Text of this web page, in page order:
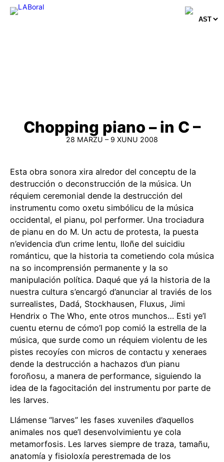
Skip
Chopping piano – in C –
28 MARZU – 9 XUNU 2008
Esta obra sonora xira alredor del conceptu de la
destrucción o deconstrucción de la música. Un
réquiem ceremonial dende la destrucción del
instrumentu como oxetu simbólicu de la música
occidental, el pianu, pol performer. Una trociadura
de pianu en do M. Un actu de protesta, la puesta
n’evidencia d’un crime lentu, lloñe del suicidiu
románticu, que la historia ta cometiendo cola música
na so incomprensión permanente y la so
manipulación política. Daqué que yá la historia de la
nuestra cultura s’encargó d’anunciar al traviés de los
surrealistes, Dadá, Stockhausen, Fluxus, Jimi
Hendrix o The Who, ente otros munchos… Esti ye’l
cuentu eternu de cómo’l pop comió la estrella de la
música, que surde como un réquiem violentu de les
pistes recoyíes con micros de contactu y xeneraes
dende la destrucción a hachazos d’un pianu
foroñosu, a manera de performance, siguiendo la
idea de la fagocitación del instrumentu por parte de
les larves.
Llámense “larves” les fases xuveniles d’aquellos
animales nos que’l desenvolvimientu ye cola
metamorfosis. Les larves siempre de traza, tamañu,
anatomía y fisioloxía perestremada de los